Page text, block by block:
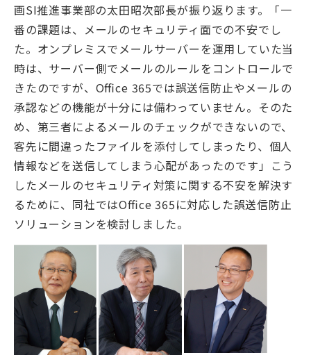
画SI推進事業部の太田昭次部長が振り返ります。「一
番の課題は、メールのセキュリティ面での不安でし
た。オンプレミスでメールサーバーを運用していた当
時は、サーバー側でメールのルールをコントロールで
きたのですが、Oﬃce 365では誤送信防止やメールの
承認などの機能が十分には備わっていません。そのた
め、第三者によるメールのチェックができないので、
客先に間違ったファイルを添付してしまったり、個人
情報などを送信してしまう心配があったのです」こう
したメールのセキュリティ対策に関する不安を解決す
るために、同社ではOﬃce 365に対応した誤送信防止
ソリューションを検討しました。